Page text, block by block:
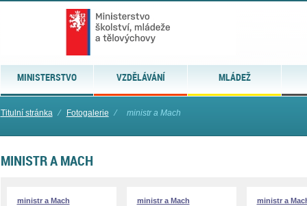
MINISTERSTVO VZDĚLÁVÁNÍ MLÁDEŽ
Titulní stránka ⁄ Fotogalerie ⁄ ministr a Mach
MINISTR A MACH
ministr a Mach ministr a Mach ministr a